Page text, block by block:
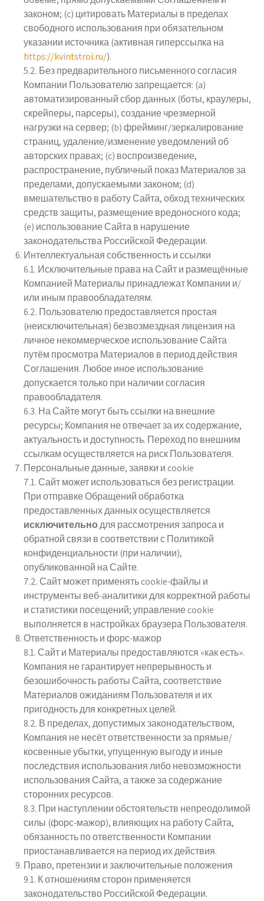
законом; (c) цитировать Материалы в пределах
свободного использования при обязательном
указании источника (активная гиперссылка на
https://kvintstroi.ru/).
5.2. Без предварительного письменного согласия
Компании Пользователю запрещается: (a)
автоматизированный сбор данных (боты, краулеры,
скрейперы, парсеры), создание чрезмерной
нагрузки на сервер; (b) фрейминг/зеркалирование
страниц, удаление/изменение уведомлений об
авторских правах; (c) воспроизведение,
распространение, публичный показ Материалов за
пределами, допускаемыми законом; (d)
вмешательство в работу Сайта, обход технических
средств защиты, размещение вредоносного кода;
(e) использование Сайта в нарушение
законодательства Российской Федерации.
Интеллектуальная собственность и ссылки
6.1. Исключительные права на Сайт и размещённые
Компанией Материалы принадлежат Компании и/
или иным правообладателям.
6.2. Пользователю предоставляется простая
(неисключительная) безвозмездная лицензия на
личное некоммерческое использование Сайта
путём просмотра Материалов в период действия
Соглашения. Любое иное использование
допускается только при наличии согласия
правообладателя.
6.3. На Сайте могут быть ссылки на внешние
ресурсы; Компания не отвечает за их содержание,
актуальность и доступность. Переход по внешним
ссылкам осуществляется на риск Пользователя.
Персональные данные, заявки и cookie
7.1. Сайт может использоваться без регистрации.
При отправке Обращений обработка
предоставленных данных осуществляется
исключительнодля рассмотрения запроса и
обратной связи в соответствии с Политикой
конфиденциальности (при наличии),
опубликованной на Сайте.
7.2. Сайт может применять cookie-файлы и
инструменты веб-аналитики для корректной работы
и статистики посещений; управление cookie
выполняется в настройках браузера Пользователя.
Ответственность и форс-мажор
8.1. Сайт и Материалы предоставляются «как есть».
Компания не гарантирует непрерывность и
безошибочность работы Сайта, соответствие
Материалов ожиданиям Пользователя и их
пригодность для конкретных целей.
8.2. В пределах, допустимых законодательством,
Компания не несёт ответственности за прямые/
косвенные убытки, упущенную выгоду и иные
последствия использования либо невозможности
использования Сайта, а также за содержание
сторонних ресурсов.
8.3. При наступлении обстоятельств непреодолимой
силы (форс-мажор), влияющих на работу Сайта,
обязанность по ответственности Компании
приостанавливается на период их действия.
Право, претензии и заключительные положения
9.1. К отношениям сторон применяется
законодательство Российской Федерации.